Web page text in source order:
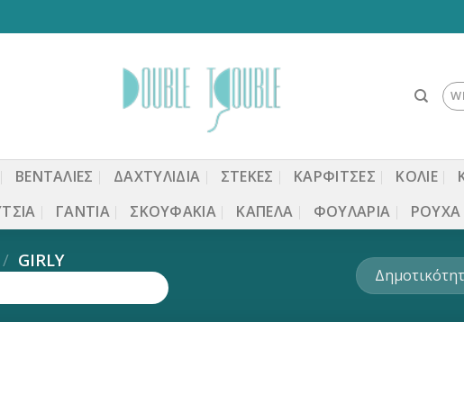
ΒΕΝΤΆΛΙΕΣ ΔΑΧΤΥΛΙΔΙΑ ΣΤΈΚΕΣ ΚΑΡΦΙΤΣΕΣ ΚΟΛΙΕ
ΓΆΝΤΙΑ ΣΚΟΥΦΆΚΙΑ ΚΑΠΈΛΑ ΦΟΥΛΆΡΙΑ ΡΟΎΧΑ
/ GIRLY